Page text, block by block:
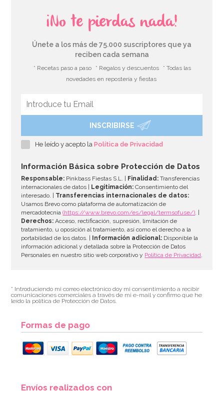
¡No te pierdas nada!
Únete a los más de 75.000 suscriptores que ya
reciben cada semana
* Recetas paso a paso * Regalos y descuentos
* Todas las
novedades en repostería y fiestas
INSCRIBIRSE
He leído y acepto laPolítica de Privacidad
Información Básica sobre Protección de Datos
Responsable: Pinkbass Fiestas S.L. | Finalidad: Transferencias
internacionales de datos |
Legitimación: Consentimiento del
interesado. | Transferencias internacionales de datos:
Usamos Brevo como plataforma de automatización de
mercadotecnia(https://www.brevo.com/es/legal/termsofuse/). |
Derechos: Acceso, rectificación, supresión, limitación de
tratamiento, u oposición al tratamiento, así como el derecho a la
portabilidad de los datos. |
Información adicional: Disponible la
información adicional y detallada sobre la Protección de Datos
Personales en nuestro sitio web corporativo y Política de Privacidad.
* Introduciendo mi correo electrónico doy mi consentimiento a recibir
comunicaciones comerciales a través de mi e-mail y confirmo que he
leído la política de Protección de Datos.
Formas de pago
Envíos realizados con